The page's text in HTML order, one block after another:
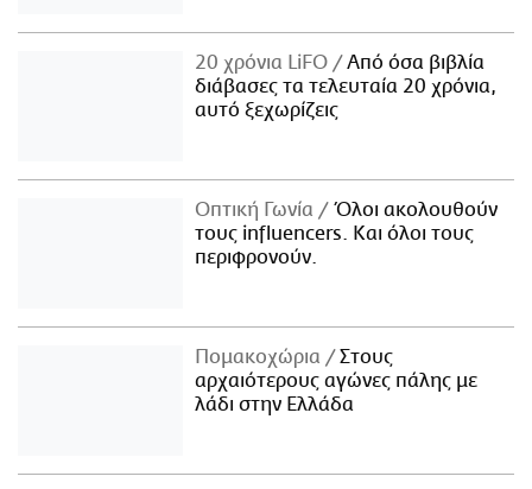
20 χρόνια LiFO
Από όσα βιβλία
διάβασες τα τελευταία 20 χρόνια,
αυτό ξεχωρίζεις
Οπτική Γωνία
Όλοι ακολουθούν
τους influencers. Και όλοι τους
περιφρονούν.
Πομακοχώρια
Στους
αρχαιότερους αγώνες πάλης με
λάδι στην Ελλάδα